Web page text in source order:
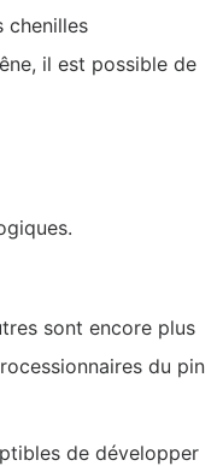
chenilles
il est possible de
sont encore plus
du pin
de développer